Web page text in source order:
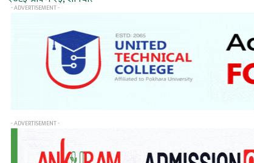
- ADVERTISEMENT -
- ADVERTISEMENT -